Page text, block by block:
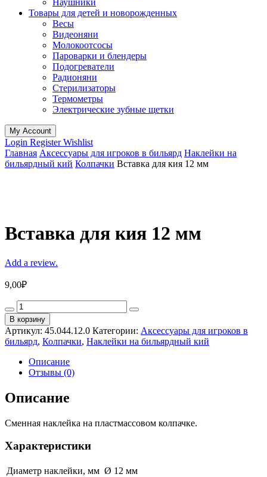
Наушники
Товары для детей и новорожденных
Весы
Видеоняни
Молокоотсосы
Пароварки и блендеры
Подогреватели
Радионяни
Стерилизаторы
Термометры
Электрические зубные щетки
My Account
Login RegisterWishlist
Главная Аксессуары для игроков в бильярд Наклейки на
бильярдный кий Колпачки Вставка для кия 12 мм
Вставка для кия 12 мм
Add a review.
9,00₽
Вставка
для
кия
12
мм
quantity
В корзину
Артикул: 45.044.12.0 Категории: Аксессуары для игроков в
бильярд, Колпачки, Наклейки на бильярдный кий
Описание
Отзывы (0)
Описание
Сменная наклейка на пластмассовом колпачке.
Характеристики
Диаметр наклейки, мм Ø 12 мм